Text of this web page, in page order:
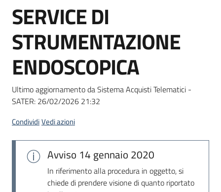
Bandi
strumenti
acquisto
Supporto
telematiche
Salta al contenuto
SERVICE DI
STRUMENTAZIONE
ENDOSCOPICA
Ultimo aggiornamento da Sistema Acquisti Telematici -
SATER: 26/02/2026 21:32
CondividiVedi azioni
Avviso 14 gennaio 2020
In riferimento alla procedura in oggetto, si
chiede di prendere visione di quanto riportato